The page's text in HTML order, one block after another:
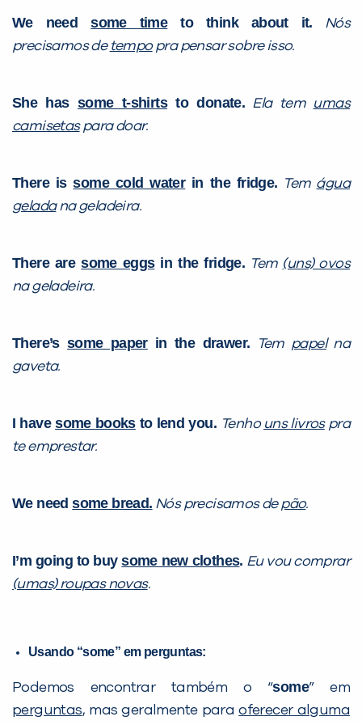
We needsome timeto think about it.
Nós
precisamos de tempopra pensar sobre isso.
She has some t-shirtsto donate. Ela tem umas
camisetaspara doar.
There issome cold waterin the fridge. Tem água
geladana geladeira.
There aresome eggsin the fridge. Tem (uns) ovos
na geladeira.
There’ssome paperin the drawer. Tem papelna
gaveta.
I havesome booksto lend you. Tenho uns livrospra
te emprestar.
We needsome bread. Nós precisamos depão.
I’m going to buysome new clothes. Eu vou comprar
(umas) roupas novas.
Usando “some” em perguntas:
Podemos encontrar também o “some” em
perguntas, mas geralmente paraoferecer alguma
Você é aluno inFlux?
VOLTAR